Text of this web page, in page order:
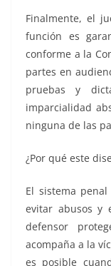
Finalmente, el
función es
conforme a la
partes en
pruebas y
imparcialidad
ninguna de las
¿Por qué este
El sistema
evitar abusos y
defensor
acompaña a la
es posible